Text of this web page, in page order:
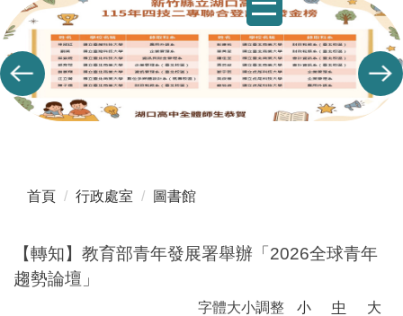
首頁 行政處室 圖書館
【轉知】教育部青年發展署舉辦「2026全球青年
趨勢論壇」
字體大小調整 小 中
大